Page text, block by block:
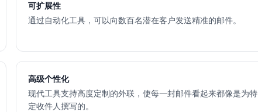
可扩展性
通过自动化工具，可以向数百名潜在客户发送精准的邮件。
高级个性化
现代工具支持高度定制的外联，使每一封邮件看起来都像是为特
定收件人撰写的。